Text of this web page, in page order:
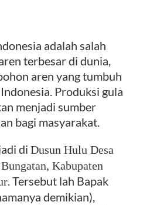
adalah salah
terbesar di dunia,
aren yang tumbuh
Produksi gula
menjadi sumber
bagi masyarakat.
diDusun Hulu Desa
Kabupaten
. Tersebut lah Bapak
demikian),